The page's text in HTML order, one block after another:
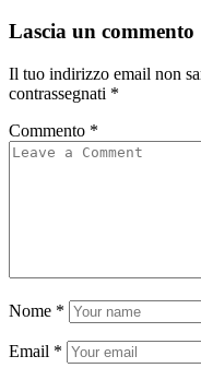
Lascia un commento
Il tuo indirizzo email non
contrassegnati *
Commento *
Nome *
Email *